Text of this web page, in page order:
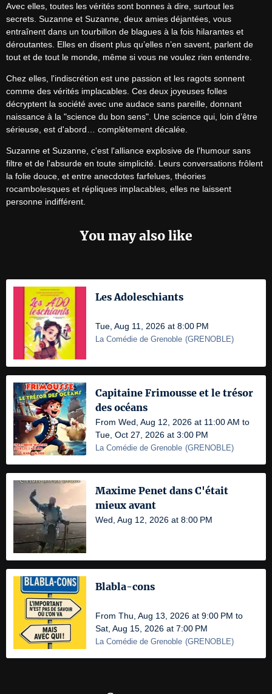
Avec elles, toutes les vérités sont bonnes à dire, surtout les
secrets. Suzanne et Suzanne, deux amies déjantées, vous
entraînent dans un tourbillon de blagues à la fois hilarantes et
déroutantes. Elles en disent plus qu’elles n’en savent, parlent de
tout et de tout le monde, même si vous ne voulez rien entendre.
Chez elles, l'indiscrétion est une passion et les ragots sonnent
comme des vérités implacables. Ces deux joyeuses folles
décryptent la société avec une audace sans pareille, donnant
naissance à la "science du bon sens". Une science qui, loin d’être
sérieuse, est d'abord… complètement décalée.
Suzanne et Suzanne, c'est l'alliance explosive de l'humour sans
filtre et de l'absurde en toute simplicité. Leurs conversations frôlent
la folie douce, et entre anecdotes farfelues, théories
rocambolesques et répliques implacables, elles ne laissent
personne indifférent.
You may also like
Les Adoleschiants
Tue, Aug 11, 2026 at 8:00 PM
La Comédie de Grenoble (GRENOBLE)
Capitaine Frimousse et le trésor
des océans
From Wed, Aug 12, 2026 at 11:00 AM to
Tue, Oct 27, 2026 at 3:00 PM
La Comédie de Grenoble (GRENOBLE)
Maxime Penet dans C'était
mieux avant
Wed, Aug 12, 2026 at 8:00 PM
Blabla-cons
From Thu, Aug 13, 2026 at 9:00 PM to
Sat, Aug 15, 2026 at 7:00 PM
La Comédie de Grenoble (GRENOBLE)